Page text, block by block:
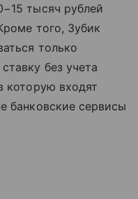
тысяч рублей
того, Зубик
только
без учета
которую входят
банковские сервисы